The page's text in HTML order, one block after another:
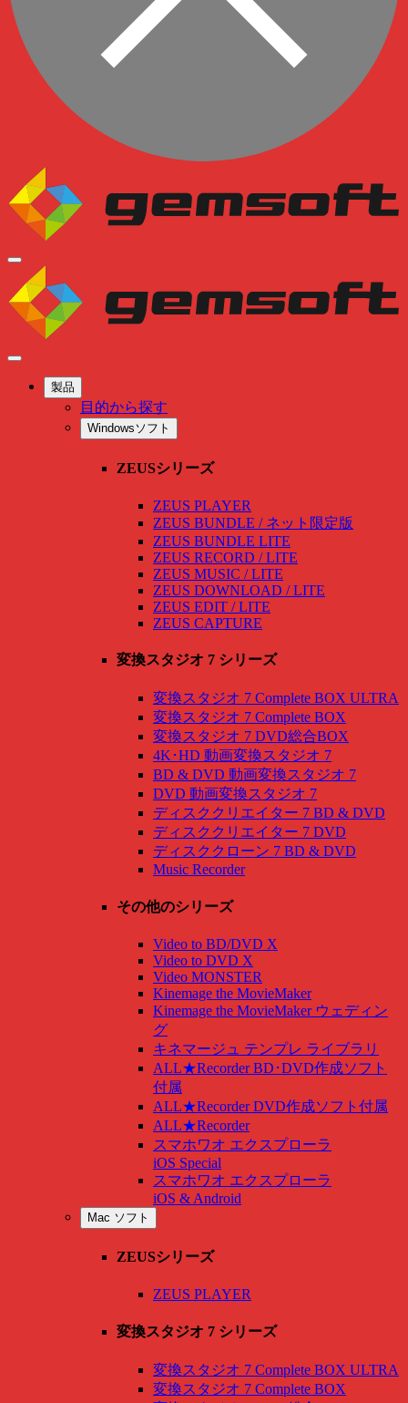
製品
目的から探す
Windowsソフト
ZEUSシリーズ
ZEUS PLAYER
ZEUS BUNDLE / ネット限定版
ZEUS BUNDLE LITE
ZEUS RECORD / LITE
ZEUS MUSIC / LITE
ZEUS DOWNLOAD / LITE
ZEUS EDIT / LITE
ZEUS CAPTURE
変換スタジオ 7 シリーズ
変換スタジオ 7 Complete BOX ULTRA
変換スタジオ 7 Complete BOX
変換スタジオ 7 DVD総合BOX
4K･HD 動画変換スタジオ 7
BD & DVD 動画変換スタジオ 7
DVD 動画変換スタジオ 7
ディスククリエイター 7 BD & DVD
ディスククリエイター 7 DVD
ディスククローン 7 BD & DVD
Music Recorder
その他のシリーズ
Video to BD/DVD X
Video to DVD X
Video MONSTER
Kinemage the MovieMaker
Kinemage the MovieMaker ウェディン
グ
キネマージュ テンプレ ライブラリ
ALL★Recorder BD･DVD作成ソフト
付属
ALL★Recorder DVD作成ソフト付属
ALL★Recorder
スマホワオ エクスプローラ
iOS Special
スマホワオ エクスプローラ
iOS & Android
Mac ソフト
ZEUSシリーズ
ZEUS PLAYER
変換スタジオ 7 シリーズ
変換スタジオ 7 Complete BOX ULTRA
変換スタジオ 7 Complete BOX